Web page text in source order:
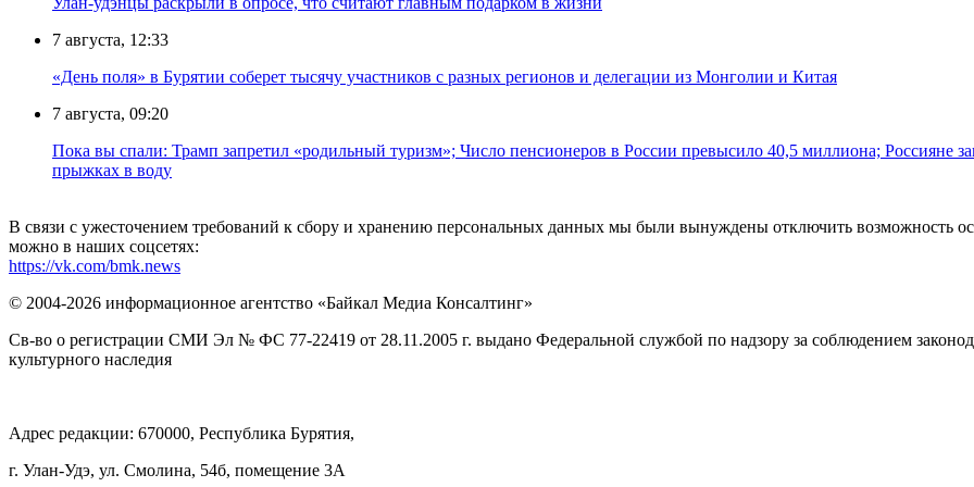
7 августа, 12:33
«День поля» в Бурятии соберет тысячу участников с разных регионов и делегации из Монголии и Китая
7 августа, 09:20
Пока вы спали: Трамп запретил «родильный туризм»; Число пенсионеров в России превысило 40,5 миллиона; Россияне
прыжках в воду
В связи с ужесточением требований к сбору и хранению персональных данных мы были вынуждены отключить возможность
можно в наших соцсетях:
https://vk.com/bmk.news
© 2004-2026 информационное агентство «Байкал Медиа Консалтинг»
Св-во о регистрации СМИ Эл № ФС 77-22419 от 28.11.2005 г. выдано Федеральной службой по надзору за соблюдением
культурного наследия
Адрес редакции: 670000, Республика Бурятия,
г. Улан-Удэ, ул. Смолина, 54б, помещение 3А